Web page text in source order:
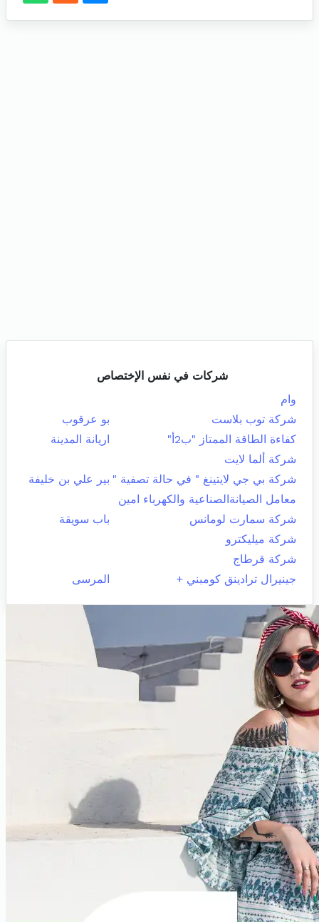
شركات في نفس الإختصاص
وام
شركة توب بلاست
بو عرقوب
كفاءة الطاقة الممتاز "ب2أ"
اريانة المدينة
شركة ألما لايت
شركة بي جي لايتينغ " في حالة تصفية " بير علي بن خليفة
معامل الصيانةالصناعية والكهرباء امين
شركة سمارت لومانس
باب سويقة
شركة ميليكترو
شركة قرطاج
جينيرال ترادينق كومبني +
المرسى